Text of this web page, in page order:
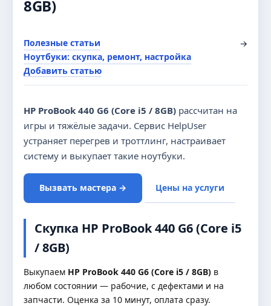
8GB)
Полезные статьи
→
Ноутбуки: скупка, ремонт, настройка
Добавить статью
HP ProBook 440 G6 (Core i5 / 8GB) рассчитан на
игры и тяжёлые задачи. Сервис HelpUser
устраняет перегрев и троттлинг, настраивает
систему и выкупает такие ноутбуки.
Вызвать мастера → Цены на услуги
Скупка HP ProBook 440 G6 (Core i5
/ 8GB)
Выкупаем HP ProBook 440 G6 (Core i5 / 8GB) в
любом состоянии — рабочие, с дефектами и на
запчасти. Оценка за 10 минут, оплата сразу.